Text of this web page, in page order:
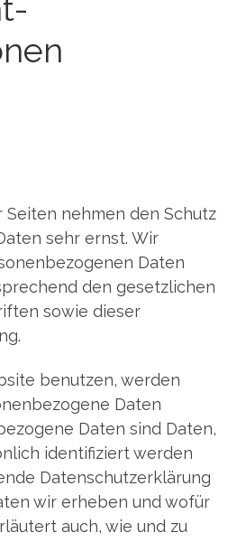
nehmen den Schutz
sehr ernst. Wir
Daten
den gesetzlichen
sowie dieser
benutzen, werden
Daten
Daten sind Daten,
identifiziert werden
Datenschutzerklärung
wir erheben und wofür
auch, wie und zu